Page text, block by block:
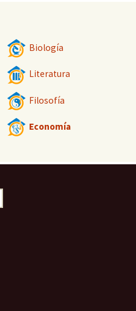
Biología
Literatura
Filosofía
Economía